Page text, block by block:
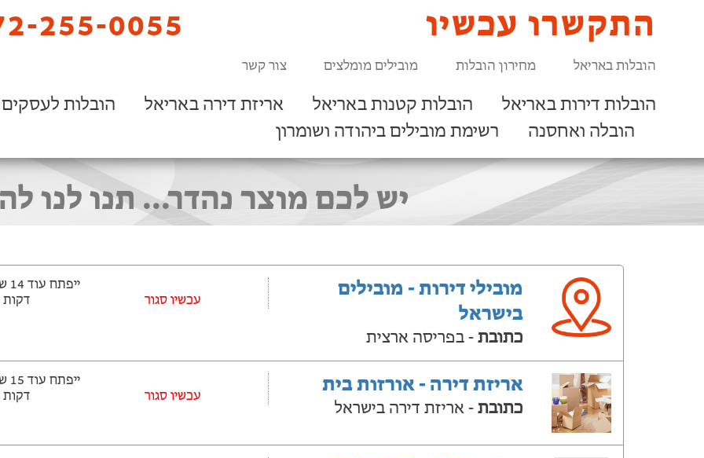
255-0055 התקשרו עכשיו
הובלות באריאל מחירון הובלות מובילים מומלצים צור קשר
הובלות דירות באריאל הובלות קטנות באריאל אריזת דירה באריאל
הובלות לעסקים
הובלה ואחסנה
רשימת מובילים ביהודה ושומרון
יש לכם מוצר נהדר... תנו לנו
מובילי דירות - מובילים
בישראל
כתובת - בפריסה ארצית
עכשיו סגור דקות
אריזת דירה - אורזות בית
כתובת - אריזת דירה בישראל
עכשיו סגור דקות